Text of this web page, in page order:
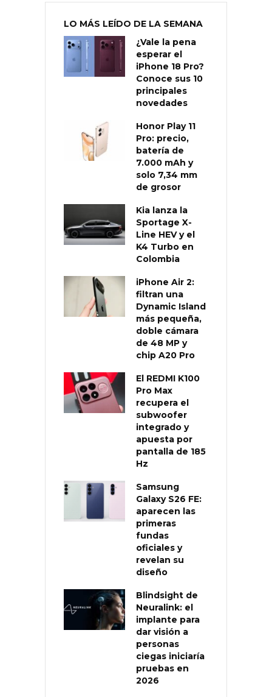
LO MÁS LEÍDO DE LA SEMANA
¿Vale la pena
esperar el
iPhone 18 Pro?
Conoce sus 10
principales
novedades
Honor Play 11
Pro: precio,
batería de
7.000 mAh y
solo 7,34 mm
de grosor
Kia lanza la
Sportage X-
Line HEV y el
K4 Turbo en
Colombia
iPhone Air 2:
filtran una
Dynamic Island
más pequeña,
doble cámara
de 48 MP y
chip A20 Pro
El REDMI K100
Pro Max
recupera el
subwoofer
integrado y
apuesta por
pantalla de 185
Hz
Samsung
Galaxy S26 FE:
aparecen las
primeras
fundas
oficiales y
revelan su
diseño
Blindsight de
Neuralink: el
implante para
dar visión a
personas
ciegas iniciaría
pruebas en
2026